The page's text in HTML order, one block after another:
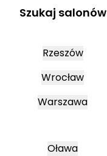
Szukaj salonów
Rzeszów
Wrocław
Warszawa
Oława